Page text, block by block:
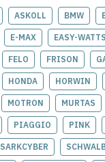
ASKOLL BMW
E-MAX EASY-WATTS
FELO FRISON
HONDA HORWIN
MOTRON MURTAS
PIAGGIO PINK
SARKCYBER